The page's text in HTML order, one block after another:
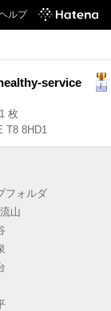
ルプ
service
枚
T8 8HD1
フォルダ
山